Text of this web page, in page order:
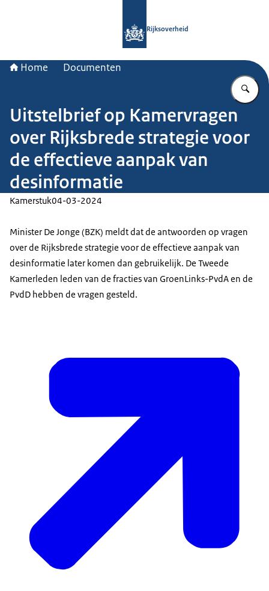
Rijksoverheid
Home Documenten
Uitstelbrief op Kamervragen
over Rijksbrede strategie voor
de effectieve aanpak van
desinformatie
Kamerstuk04-03-2024
Minister De Jonge (BZK) meldt dat de antwoorden op vragen
over de Rijksbrede strategie voor de effectieve aanpak van
desinformatie later komen dan gebruikelijk. De Tweede
Kamerleden leden van de fracties van GroenLinks-PvdA en de
PvdD hebben de vragen gesteld.